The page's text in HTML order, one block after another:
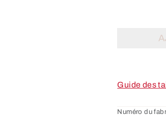
Guide des
Numéro du